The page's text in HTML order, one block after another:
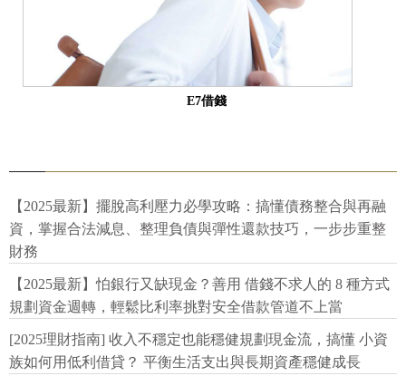
E7借錢
【2025最新】擺脫高利壓力必學攻略：搞懂債務整合與再融
資，掌握合法減息、整理負債與彈性還款技巧，一步步重整
財務
【2025最新】怕銀行又缺現金？善用 借錢不求人的 8 種方式
規劃資金週轉，輕鬆比利率挑對安全借款管道不上當
[2025理財指南] 收入不穩定也能穩健規劃現金流，搞懂 小資
族如何用低利借貸？ 平衡生活支出與長期資產穩健成長